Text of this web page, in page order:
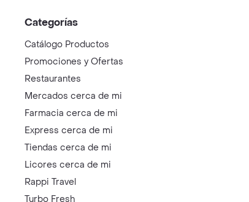
Categorías
Catálogo Productos
Promociones y Ofertas
Restaurantes
Mercados cerca de mi
Farmacia cerca de mi
Express cerca de mi
Tiendas cerca de mi
Licores cerca de mi
Rappi Travel
Turbo Fresh